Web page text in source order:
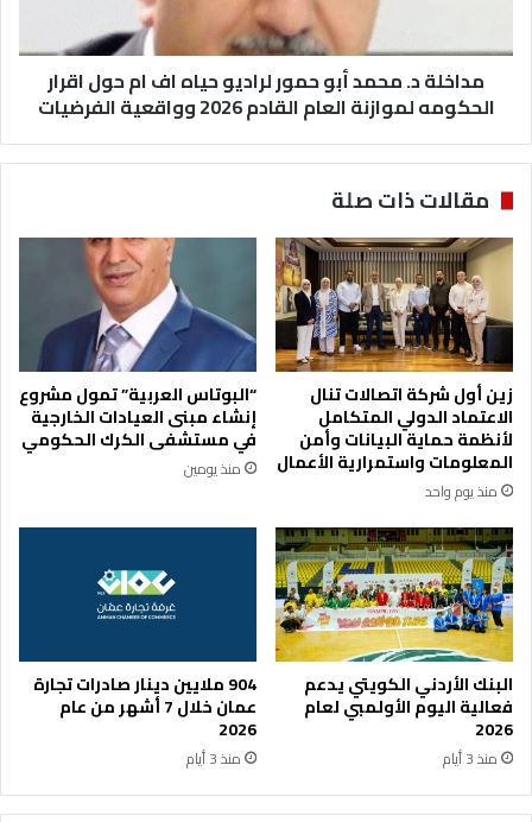
ئ
ل
ر
ب
ب
و
ا
ء
ب
ن
ي
ك
ن
ا
ن
ة
غ
د
اً
ا
ل
ح
م
أ
و
م
ل
ا
د
ي
و
ح
ي
ا
ه
ا
ف
ا
م
ح
و
ل
ا
ر
مداخلة د. محمد أبو حمور لراديو حياه اف ام حول اقرار
الحكومه لموازنة العام القادم 2026 وواقعية الفرضيات
مقالات ذات صلة
زين أول شركة اتصالات تنال
الاعتماد الدولي المتكامل
لأنظمة حماية البيانات وأمن
المعلومات واستمرارية الأعمال
منذ يوم واحد
“البوتاس العربية” تمول مشروع
إنشاء مبنى العيادات الخارجية
في مستشفى الكرك الحكومي
منذ يومين
البنك الأردني الكويتي يدعم
فعالية اليوم الأولمبي لعام
2026
منذ 3 أيام
904 ملايين دينار صادرات تجارة
عمان خلال 7 أشهر من عام
2026
منذ 3 أيام